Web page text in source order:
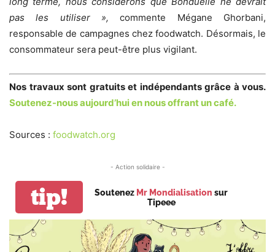
pas les utiliser », commente Mégane Ghorbani,
responsable de campagnes chez foodwatch. Désormais, le
consommateur sera peut-être plus vigilant.
Nos travaux sont gratuits et indépendants grâce à vous.
Soutenez-nous aujourd’hui en nous offrant un café.
Sources : foodwatch.org
- Action solidaire -
tip! Soutenez Mr Mondialisation sur
Tipeee